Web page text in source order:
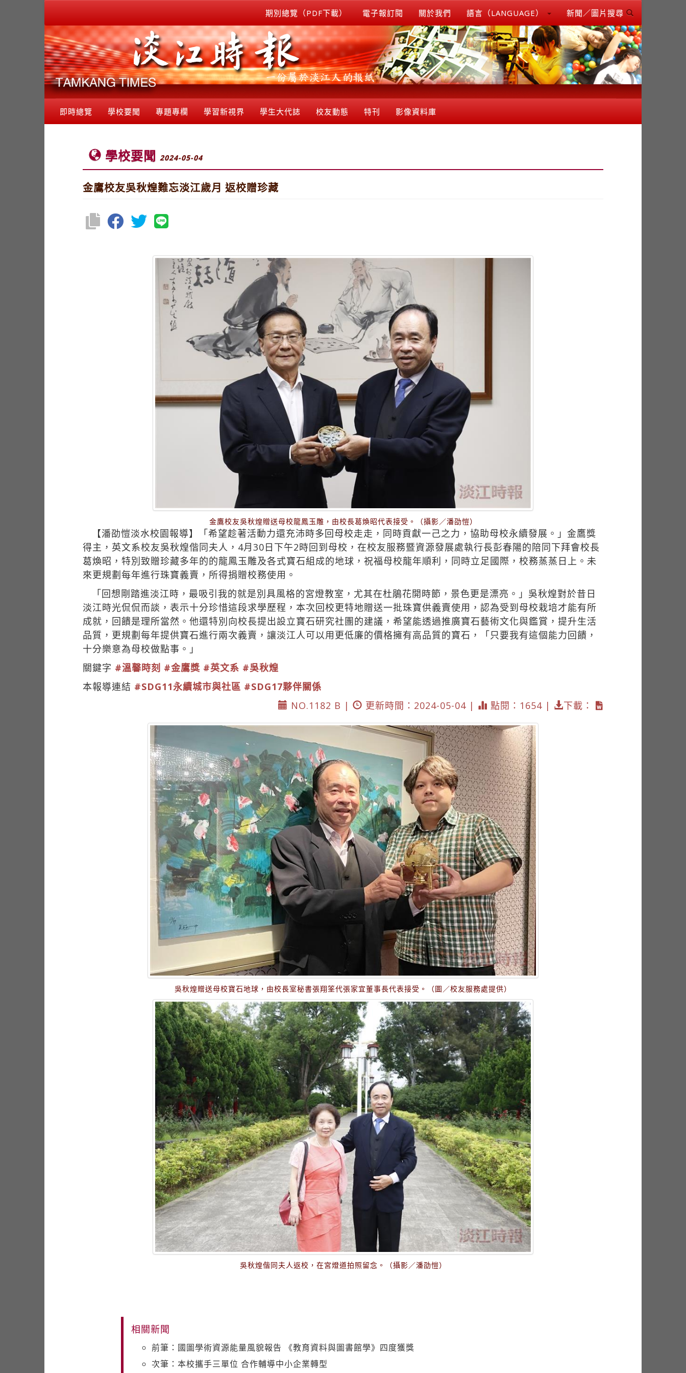
期別總覽（PDF下載） 電子報訂閱 關於我們 語言（LANGUAGE） 新聞／圖片搜尋
即時總覽 學校要聞 專題專欄 學習新視界 學生大代誌 校友動態 特刊 影像資料庫
學校要聞 2024-05-04
金鷹校友吳秋煌難忘淡江歲月 返校贈珍藏
金鷹校友吳秋煌贈送母校龍鳳玉雕，由校長葛煥昭代表接受。（攝影／潘劭愷）
【潘劭愷淡水校園報導】「希望趁著活動力還充沛時多回母校走走，同時貢獻一己之力，協助母校永續發展。」金鷹獎
得主，英文系校友吳秋煌偕同夫人，4月30日下午2時回到母校，在校友服務暨資源發展處執行長彭春陽的陪同下拜會校長
葛煥昭，特別致贈珍藏多年的的龍鳳玉雕及各式寶石組成的地球，祝福母校龍年順利，同時立足國際，校務蒸蒸日上。未
來更規劃每年進行珠寶義賣，所得捐贈校務使用。
「回想剛踏進淡江時，最吸引我的就是別具風格的宮燈教室，尤其在杜鵑花開時節，景色更是漂亮。」吳秋煌對於昔日
淡江時光侃侃而談，表示十分珍惜這段求學歷程，本次回校更特地贈送一批珠寶供義賣使用，認為受到母校栽培才能有所
成就，回饋是理所當然。他還特別向校長提出設立寶石研究社團的建議，希望能透過推廣寶石藝術文化與鑑賞，提升生活
品質，更規劃每年提供寶石進行兩次義賣，讓淡江人可以用更低廉的價格擁有高品質的寶石，「只要我有這個能力回饋，
十分樂意為母校做點事。」
關鍵字 #溫馨時刻 #金鷹獎 #英文系 #吳秋煌
本報導連結 #SDG11永續城市與社區 #SDG17夥伴關係
NO.1182 B |
更新時間：2024-05-04 | 點閱：1654 | 下載：
吳秋煌贈送母校寶石地球，由校長室秘書張翔筌代張家宜董事長代表接受。（圖／校友服務處提供）
吳秋煌偕同夫人返校，在宮燈道拍照留念。（攝影／潘劭愷）
相關新聞
前筆：國圖學術資源能量風貌報告 《教育資料與圖書館學》四度獲獎
次筆：本校攜手三單位 合作輔導中小企業轉型